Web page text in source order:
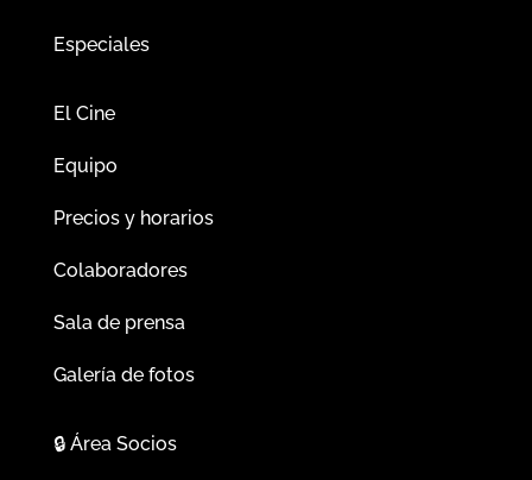
Especiales
El Cine
Equipo
Precios y horarios
Colaboradores
Sala de prensa
Galería de fotos
🔒Área Socios